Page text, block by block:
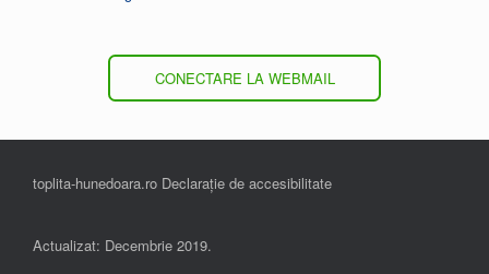
CONECTARE LA WEBMAIL
toplita-hunedoara.ro Declarație de accesibilitate
Actualizat: Decembrie 2019.